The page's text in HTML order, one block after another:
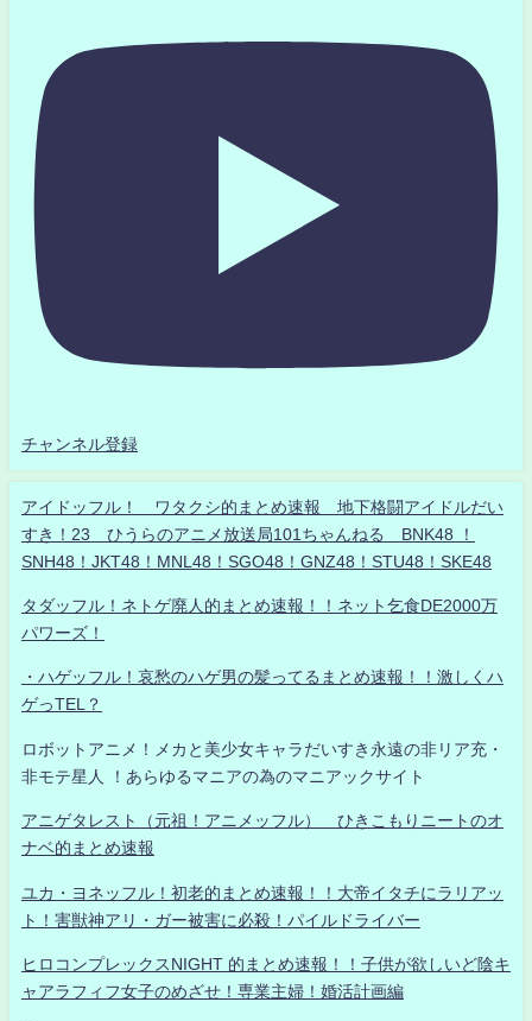
チャンネル登録
アイドッフル！ ワタクシ的まとめ速報 地下格闘アイドルだい
すき！23 ひうらのアニメ放送局101ちゃんねる BNK48 ！
SNH48！JKT48！MNL48！SGO48！GNZ48！STU48！SKE48
タダッフル！ネトゲ廃人的まとめ速報！！ネット乞食DE2000万
パワーズ！
・ハゲッフル！哀愁のハゲ男の髪ってるまとめ速報！！激しくハ
ゲっTEL？
ロボットアニメ！メカと美少女キャラだいすき永遠の非リア充・
非モテ星人 ！あらゆるマニアの為のマニアックサイト
アニゲタレスト（元祖！アニメッフル） ひきこもりニートのオ
ナベ的まとめ速報
ユカ・ヨネッフル！初老的まとめ速報！！大帝イタチにラリアッ
ト！害獣神アリ・ガー被害に必殺！パイルドライバー
ヒロコンプレックスNIGHT 的まとめ速報！！子供が欲しいど陰キ
ャアラフィフ女子のめざせ！専業主婦！婚活計画編